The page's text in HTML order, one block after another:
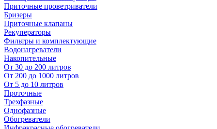
Приточные проветриватели
Бризеры
Приточные клапаны
Рекуператоры
Фильтры и комплектующие
Водонагреватели
Накопительные
От 30 до 200 литров
От 200 до 1000 литров
От 5 до 10 литров
Проточные
Трехфазные
Однофазные
Обогреватели